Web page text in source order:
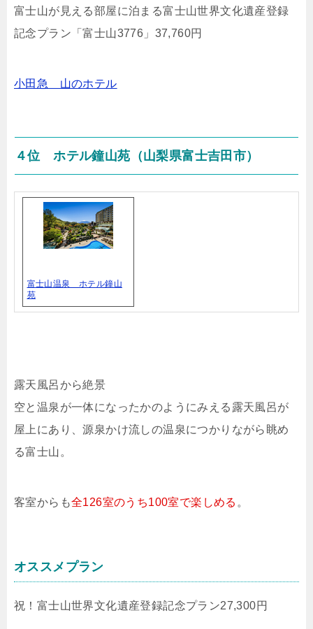
富士山が見える部屋に泊まる富士山世界文化遺産登録
記念プラン「富士山3776」37,760円
小田急 山のホテル
４位 ホテル鐘山苑（山梨県富士吉田市）
富士山温泉 ホテル鐘山
苑
露天風呂から絶景
空と温泉が一体になったかのようにみえる露天風呂が
屋上にあり、源泉かけ流しの温泉につかりながら眺め
る富士山。
客室からも全126室のうち100室で楽しめる 。
オススメプラン
祝！富士山世界文化遺産登録記念プラン27,300円